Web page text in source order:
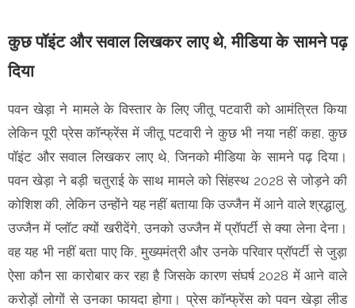
कुछ पॉइंट और सवाल लिखकर लाए थे, मीडिया के सामने पढ़
दिया
पवन खेड़ा ने मामले के विस्तार के लिए जीतू पटवारी को आमंत्रित किया
लेकिन पूरी प्रेस कॉन्फ्रेंस में जीतू पटवारी ने कुछ भी नया नहीं कहा, कुछ
पॉइंट और सवाल लिखकर लाए थे, जिनको मीडिया के सामने पढ़ दिया।
पवन खेड़ा ने बड़ी चतुराई के साथ मामले को सिंहस्थ 2028 से जोड़ने की
कोशिश की, लेकिन उन्होंने यह नहीं बताया कि उज्जैन में आने वाले श्रद्धालु,
उज्जैन में प्लॉट क्यों खरीदेंगे, उनको उज्जैन में प्रॉपर्टी से क्या लेना देना।
वह यह भी नहीं बता पाए कि, मुख्यमंत्री और उनके परिवार प्रॉपर्टी से जुड़ा
ऐसा कौन सा कारोबार कर रहा है जिसके कारण संघर्ष 2028 में आने वाले
करोड़ों लोगों से उनका फायदा होगा। प्रेस कॉन्फ्रेंस को पवन खेड़ा लीड